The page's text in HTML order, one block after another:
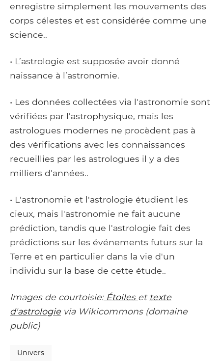
enregistre simplement les mouvements des
corps célestes et est considérée comme une
science..
• L’astrologie est supposée avoir donné
naissance à l’astronomie.
• Les données collectées via l'astronomie sont
vérifiées par l'astrophysique, mais les
astrologues modernes ne procèdent pas à
des vérifications avec les connaissances
recueillies par les astrologues il y a des
milliers d'années..
• L'astronomie et l'astrologie étudient les
cieux, mais l'astronomie ne fait aucune
prédiction, tandis que l'astrologie fait des
prédictions sur les événements futurs sur la
Terre et en particulier dans la vie d'un
individu sur la base de cette étude..
Images de courtoisie:Étoiles et texte
d'astrologie via Wikicommons (domaine
public)
Univers